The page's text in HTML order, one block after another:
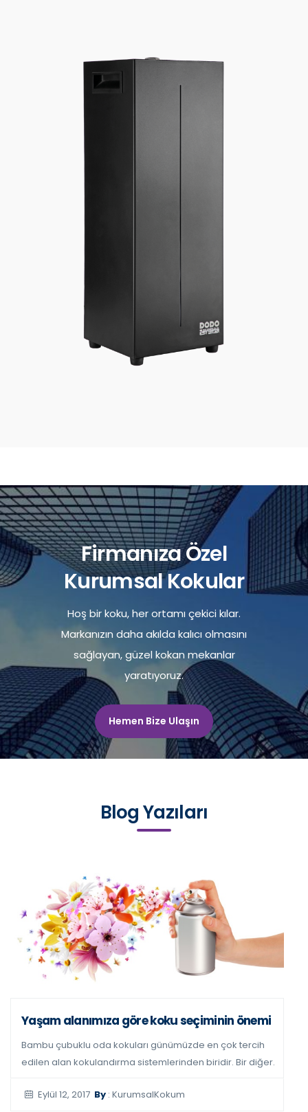
Firmanıza Özel
Kurumsal Kokular
Hoş bir koku, her ortamı çekici kılar.
Markanızın daha akılda kalıcı olmasını
sağlayan, güzel kokan mekanlar
yaratıyoruz.
Hemen Bize Ulaşın
Blog Yazıları
Kokuların karar vermemizdeki etkisi
Koku moleküllerinin beyinle yaptığı işbirliği sayesinde